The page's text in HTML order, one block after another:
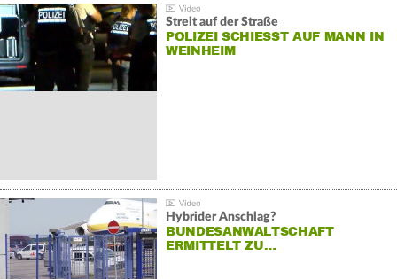
Streit auf der Straße
POLIZEI SCHIESST AUF MANN IN W
EINHEIM
Hybrider Anschlag?
BUNDESANWALTSCHAFT
ERMITTELT ZU…